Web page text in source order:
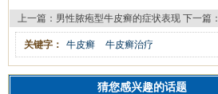
上一篇： 男性脓疱型牛皮癣的症状表现 下一篇：
关键字： 牛皮癣 牛皮癣治疗
猜您感兴趣的话题